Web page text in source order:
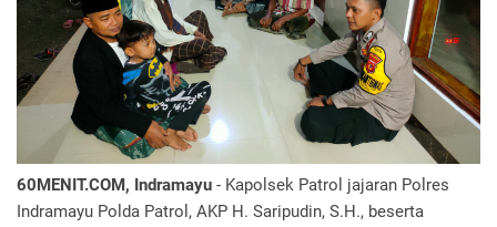
60MENIT.COM, Indramayu - Kapolsek Patrol jajaran Polres
Indramayu Polda Patrol, AKP H. Saripudin, S.H., beserta